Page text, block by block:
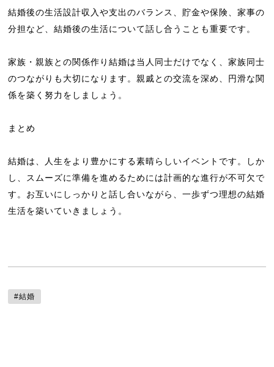
結婚後の生活設計収入や支出のバランス、貯金や保険、家事の
分担など、結婚後の生活について話し合うことも重要です。
家族・親族との関係作り結婚は当人同士だけでなく、家族同士
のつながりも大切になります。親戚との交流を深め、円滑な関
係を築く努力をしましょう。
まとめ
結婚は、人生をより豊かにする素晴らしいイベントです。しか
し、スムーズに準備を進めるためには計画的な進行が不可欠で
す。お互いにしっかりと話し合いながら、一歩ずつ理想の結婚
生活を築いていきましょう。
#結婚